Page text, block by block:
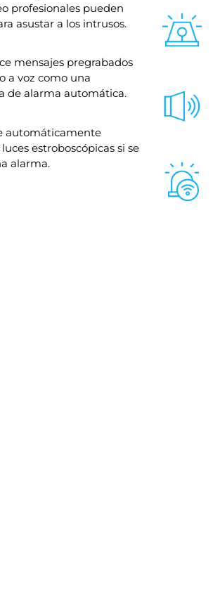
profesionales pueden
asustar a los intrusos.
mensajes pregrabados
a voz como una
de alarma automática.
automáticamente
estroboscópicas si se
alarma.